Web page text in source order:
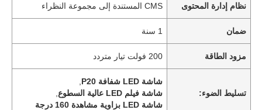
نظام إدارة المحتوى CMS المستندة إلى مجموعة النظراء
ضمان 1 سنة
مزود الطاقة 200 فولت تيار متردد
تسليط الضوء:
شاشة LED شفافة P20
شاشة فيلم LED عالية السطوع
شاشة LED بزاوية مشاهدة 160 درجة